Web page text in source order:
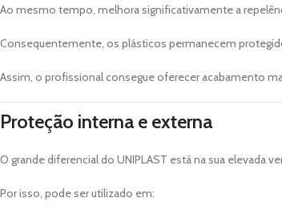
Ao mesmo tempo, melhora significativamente a
Consequentemente, os plásticos permanecem
Assim, o profissional consegue oferecer acabamento
Proteção interna e externa
O grande diferencial do UNIPLAST está na sua elevada
Por isso, pode ser utilizado em: